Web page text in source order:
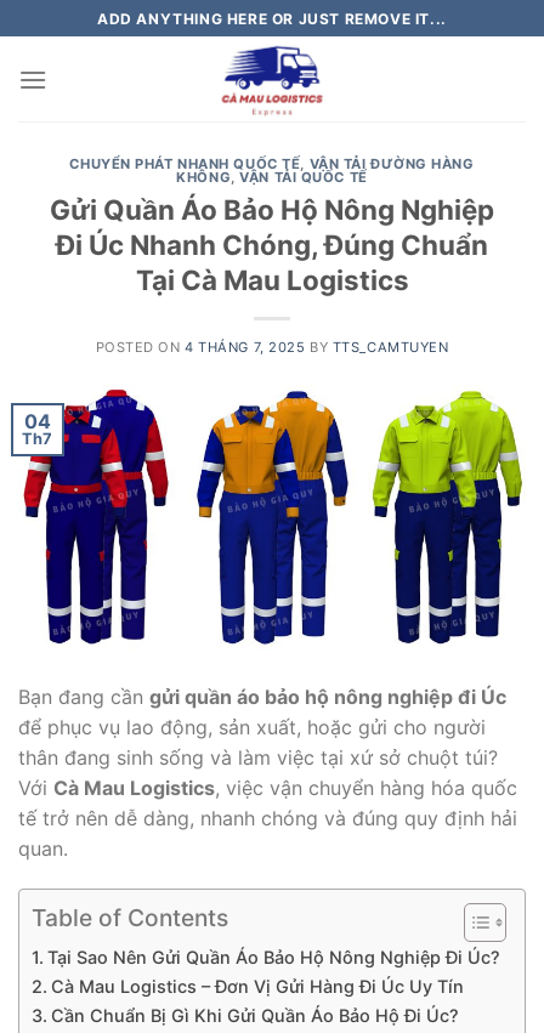
to
content
ADD ANYTHING HERE OR JUST REMOVE IT...
CHUYỂN PHÁT NHANH QUỐC TẾ, VẬN TẢI ĐƯỜNG HÀNG
KHÔNG,VẬN TẢI QUỐC TẾ
Gửi Quần Áo Bảo Hộ Nông Nghiệp
Đi Úc Nhanh Chóng, Đúng Chuẩn
Tại Cà Mau Logistics
POSTED ON4 THÁNG 7, 2025 BY TTS_CAMTUYEN
04
Th7
Bạn đang cần gửi quần áo bảo hộ nông nghiệp đi Úc
để phục vụ lao động, sản xuất, hoặc gửi cho người
thân đang sinh sống và làm việc tại xứ sở chuột túi?
Với Cà Mau Logistics, việc vận chuyển hàng hóa quốc
tế trở nên dễ dàng, nhanh chóng và đúng quy định hải
quan.
Table of Contents
Tại Sao Nên Gửi Quần Áo Bảo Hộ Nông Nghiệp Đi Úc?
Cà Mau Logistics – Đơn Vị Gửi Hàng Đi Úc Uy Tín
Cần Chuẩn Bị Gì Khi Gửi Quần Áo Bảo Hộ Đi Úc?